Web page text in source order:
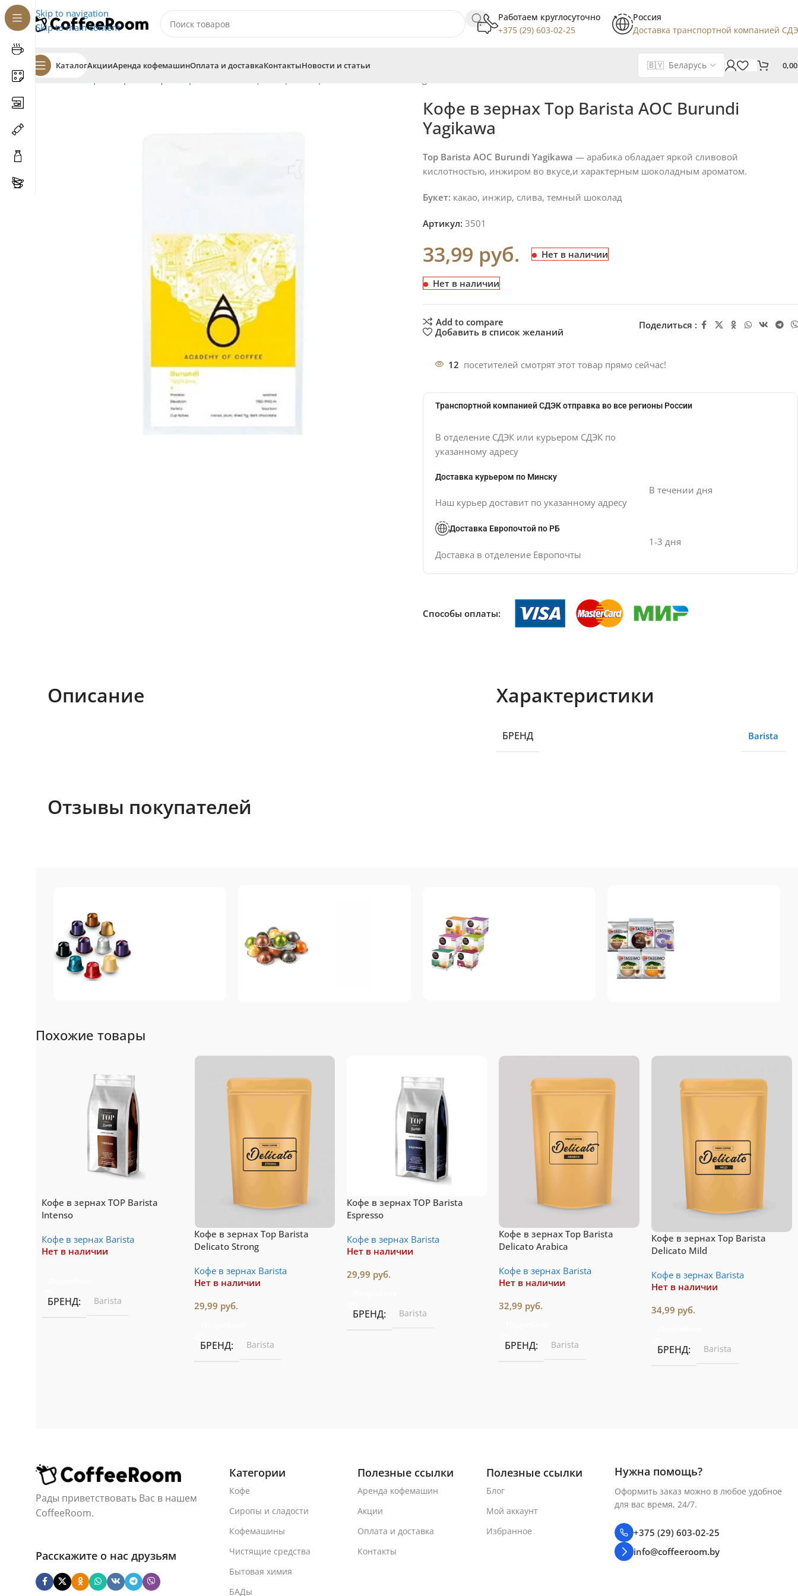
Skip to navigation
Skip to main content
Работаем круглосуточно
+375 (29) 603-02-25
Россия
Доставка транспортной компанией
КаталогАкцииАренда кофемашинОплата и доставкаКонтактыНовости и статьи
Главная
Кофе в зернах Top Barista AOC Burundi
Yagikawa
Top Barista AOC Burundi Yagikawa — арабика обладает яркой сливовой
кислотностью, инжиром во вкусе,и характерным шоколадным ароматом.
Букет: какао, инжир, слива, темный шоколад
Артикул: 3501
33,99 руб. Нет в наличии
Нет в наличии
Add to compare
Добавить в список желаний
Поделиться :
12 посетителей смотрят этот товар прямо сейчас!
Транспортной компанией СДЭК отправка во все регионы России
В отделение СДЭК или курьером СДЭК по
указанному адресу
Доставка курьером по Минску
Наш курьер доставит по указанному адресу
В течении дня
Доставка Европочтой по РБ
Доставка в отделение Европочты
1-3 дня
Способы оплаты:
Описание Характеристики
БРЕНД Barista
Отзывы покупателей
Original
Подробнее
Топ-10 капсул для
Vertuo
Подробнее
Похожие товары
Кофе в зернах TOP Barista
Intenso
Кофе в зернах Barista
Нет в наличии
БРЕНД Barista
Кофе в зернах Top Barista
Delicato Strong
Кофе в зернах Barista
Нет в наличии
29,99 руб.
БРЕНД Barista
Кофе в зернах TOP Barista
Espresso
Кофе в зернах Barista
Нет в наличии
29,99 руб.
БРЕНД Barista
Кофе в зернах Top Barista
Delicato Arabica
Кофе в зернах Barista
Нет в наличии
32,99 руб.
БРЕНД Barista
Кофе в зернах Top Barista
Delicato Mild
Кофе в зернах Barista
Нет в наличии
34,99 руб.
БРЕНД Barista
Рады приветствовать Вас в нашем
CoffeeRoom.
Расскажите о нас друзьям
Категории
Кофе
Сиропы и сладости
Кофемашины
Чистящие средства
Бытовая химия
БАДы
Полезные ссылки
Аренда кофемашин
Акции
Оплата и доставка
Контакты
Полезные ссылки
Блог
Мой аккаунт
Избранное
Нужна помощь?
Оформить заказ можно в любое удобное
для вас время, 24/7.
+375 (29) 603-02-25
info@coffeeroom.by